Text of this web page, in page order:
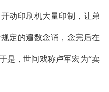
动印刷机大量印制，让弟
定的遍数念诵，念完后在
是，世间戏称卢军宏为“卖